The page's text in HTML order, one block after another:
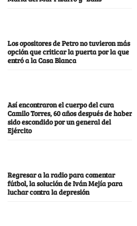
Los opositores de Petro no tuvieron más
opción que criticar la puerta por la que
entró a la Casa Blanca
Así encontraron el cuerpo del cura
Camilo Torres, 60 años después de haber
sido escondido por un general del
Ejército
Regresar a la radio para comentar
fútbol, la solución de Iván Mejía para
luchar contra la depresión